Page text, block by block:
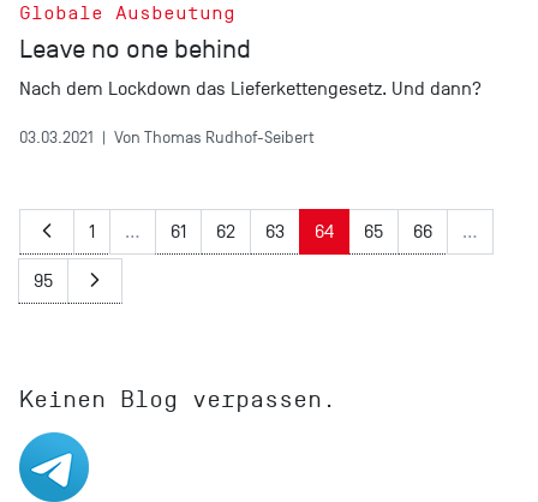
Globale Ausbeutung
Leave no one behind
Nach dem Lockdown das Lieferkettengesetz. Und dann?
03.03.2021 | Von Thomas Rudhof-Seibert
1 … 61 62 63 64 65 66 …
95
Keinen Blog verpassen.